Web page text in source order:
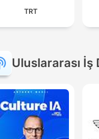
TRT
Uluslararası İş